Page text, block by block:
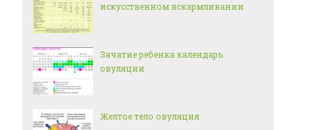
искусственном вскармливании
Зачатие ребенка календарь
овуляции
Желтое тело овуляция